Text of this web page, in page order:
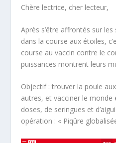
Chère lectrice, cher lecteur,
Après s’être affrontés sur
dans la course aux étoiles,
course au vaccin contre le
puissances montrent leurs
Objectif : trouver la poule
autres, et vacciner le
doses, de seringues et
opération : « Piqûre